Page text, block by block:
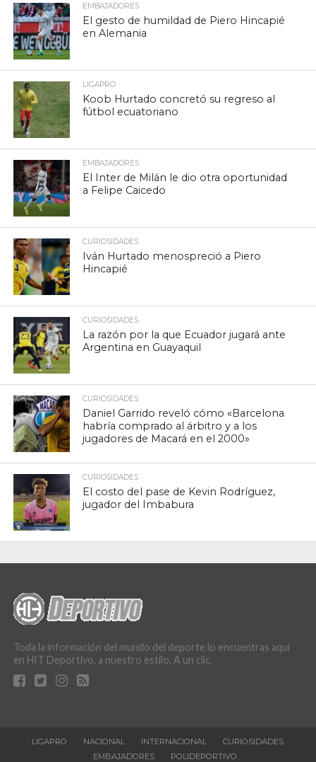
EMBAJADORES
El gesto de humildad de Piero Hincapié
en Alemania
LIGAPRO
Koob Hurtado concretó su regreso al
fútbol ecuatoriano
EMBAJADORES
El Inter de Milán le dio otra oportunidad
a Felipe Caicedo
CURIOSIDADES
Iván Hurtado menospreció a Piero
Hincapié
CURIOSIDADES
La razón por la que Ecuador jugará ante
Argentina en Guayaquil
CURIOSIDADES
Daniel Garrido reveló cómo «Barcelona
habría comprado al árbitro y a los
jugadores de Macará en el 2000»
CURIOSIDADES
El costo del pase de Kevin Rodríguez,
jugador del Imbabura
Toda la información del mundo del deporte lo encuentras aquí
en HIT Deportivo, a nuestro estilo. A un clic.
LIGAPRO NACIONAL INTERNACIONAL
CURIOSIDADES
EMBAJADORES
POLIDEPORTIVO